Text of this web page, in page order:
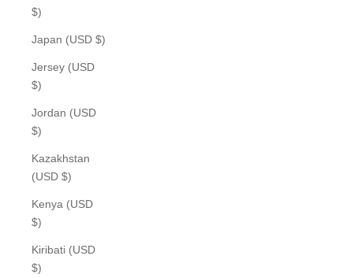
$)
Japan (USD $)
Jersey (USD
$)
Jordan (USD
$)
Kazakhstan
(USD $)
Kenya (USD
$)
Kiribati (USD
$)